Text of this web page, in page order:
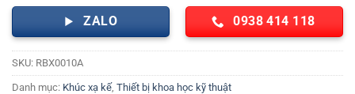
ZALO 0938 414 118
SKU: RBX0010A
Danh mục: Khúc xạ kế Thiết bị khoa học kỹ thuật